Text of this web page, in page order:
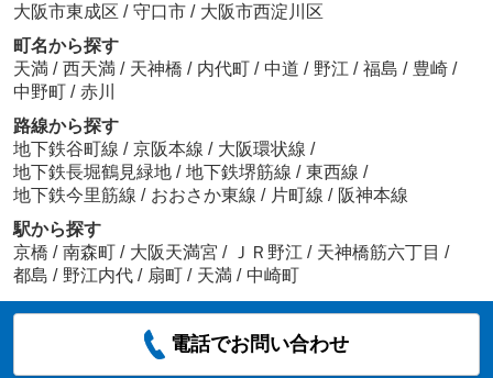
大阪市東成区 / 守口市 / 大阪市西淀川区
町名から探す
天満 / 西天満 / 天神橋 / 内代町 / 中道 / 野江 / 福島 / 豊崎 /
中野町 / 赤川
路線から探す
地下鉄谷町線 / 京阪本線 / 大阪環状線 /
地下鉄長堀鶴見緑地 / 地下鉄堺筋線 / 東西線 /
地下鉄今里筋線 / おおさか東線 / 片町線 / 阪神本線
駅から探す
京橋 / 南森町 / 大阪天満宮 / ＪＲ野江 / 天神橋筋六丁目 /
都島 / 野江内代 / 扇町 / 天満 / 中崎町
電話でお問い合わせ